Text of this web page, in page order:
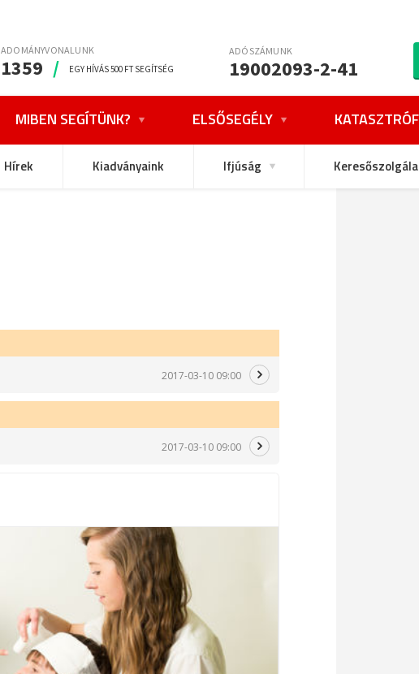
ADOMÁNYVONALUNK
1359 / EGY HÍVÁS 500 FT SEGÍTSÉG
ADÓSZÁMUNK
19002093-2-41
MIBEN SEGÍTÜNK? ELSŐSEGÉLY
Hírek Kiadványaink Ifjúság
2017-03-10 09:00
2017-03-10 09:00